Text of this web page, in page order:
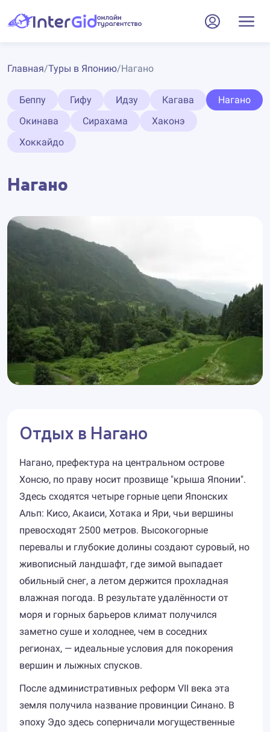
Главная/Туры в Японию/Нагано
Беппу Гифу Идзу Кагава
Нагано
Окинава
Сирахама
Хаконэ
Хоккайдо
Нагано
Отдых в Нагано
Нагано, префектура на центральном острове
Хонсю, по праву носит прозвище "крыша Японии".
Здесь сходятся четыре горные цепи Японских
Альп: Кисо, Акаиси, Хотака и Яри, чьи вершины
превосходят 2500 метров. Высокогорные
перевалы и глубокие долины создают суровый, но
живописный ландшафт, где зимой выпадает
обильный снег, а летом держится прохладная
влажная погода. В результате удалённости от
моря и горных барьеров климат получился
заметно суше и холоднее, чем в соседних
регионах, — идеальные условия для покорения
вершин и лыжных спусков.
После административных реформ VII века эта
земля получила название провинции Синано. В
эпоху Эдо здесь соперничали могущественные